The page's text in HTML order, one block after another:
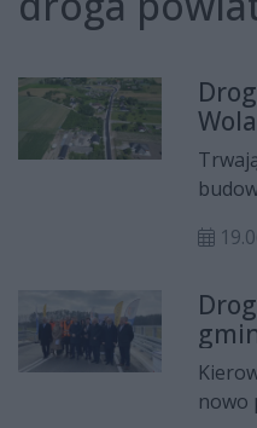
już
ma
prace
jezdni.
nowo